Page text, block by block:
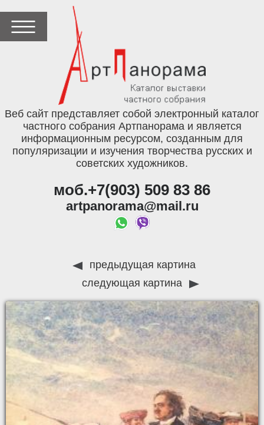
Веб сайт представляет собой электронный каталог
частного собрания Артпанорама и является
информационным ресурсом, созданным для
популяризации и изучения творчества русских и
советских художников.
моб.+7(903) 509 83 86
artpanorama@mail.ru
предыдущая картина
следующая картина